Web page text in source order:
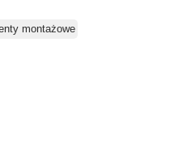
montażowe